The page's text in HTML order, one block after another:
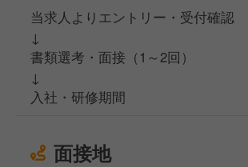
当求人よりエントリー・受付確認
↓
書類選考・面接（1～2回）
↓
入社・研修期間
面接地